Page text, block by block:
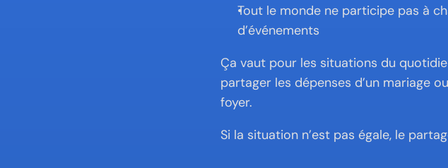
Tout le monde ne participe pas à
d’événements
Ça vaut pour les situations du
partager les dépenses d’un mariage
foyer.
Si la situation n’est pas égale, le